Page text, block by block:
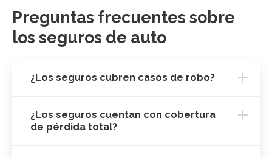
Preguntas frecuentes sobre
los seguros de auto
¿Los seguros cubren casos de robo?
¿Los seguros cuentan con cobertura
de pérdida total?